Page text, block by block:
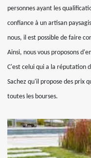
personnes ayant les
confiance à un artisan
nous, il est possible de faire
Ainsi, nous vous proposons
C'est celui qui a la réputation
Sachez qu'il propose des prix
toutes les bourses.